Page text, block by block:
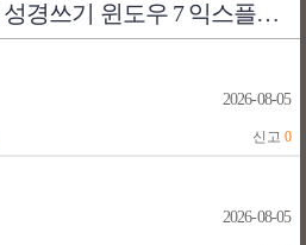
7 익스플로러에서 자음 모음 분리 현상 해결 안내
2026-08-05
신고 0
2026-08-05